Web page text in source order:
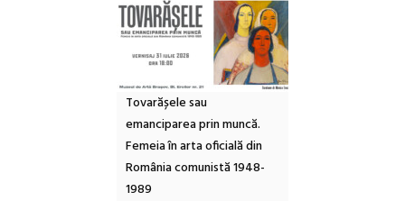
Tovarășele sau
emanciparea prin muncă.
Femeia în arta oficială din
România comunistă 1948-
1989